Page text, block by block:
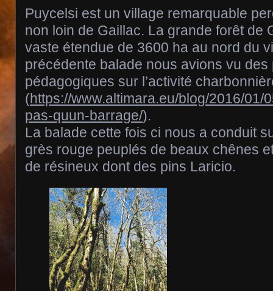
Puycelsi est un village remarquable
non loin de Gaillac. La grande forêt de
vaste étendue de 3600 ha au nord du
précédente balade nous avions vu des
pédagogiques sur l’activité
(https://www.altimara.eu/blog/2016/01/
pas-quun-barrage/).
La balade cette fois ci nous a conduit
grès rouge peuplés de beaux chênes
de résineux dont des pins Laricio.